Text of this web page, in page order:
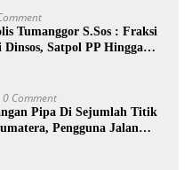
Tumanggor S.Sos : Fraksi
Dinsos, Satpol PP Hingga
0 Comment
Pipa Di Sejumlah Titik
Pengguna Jalan